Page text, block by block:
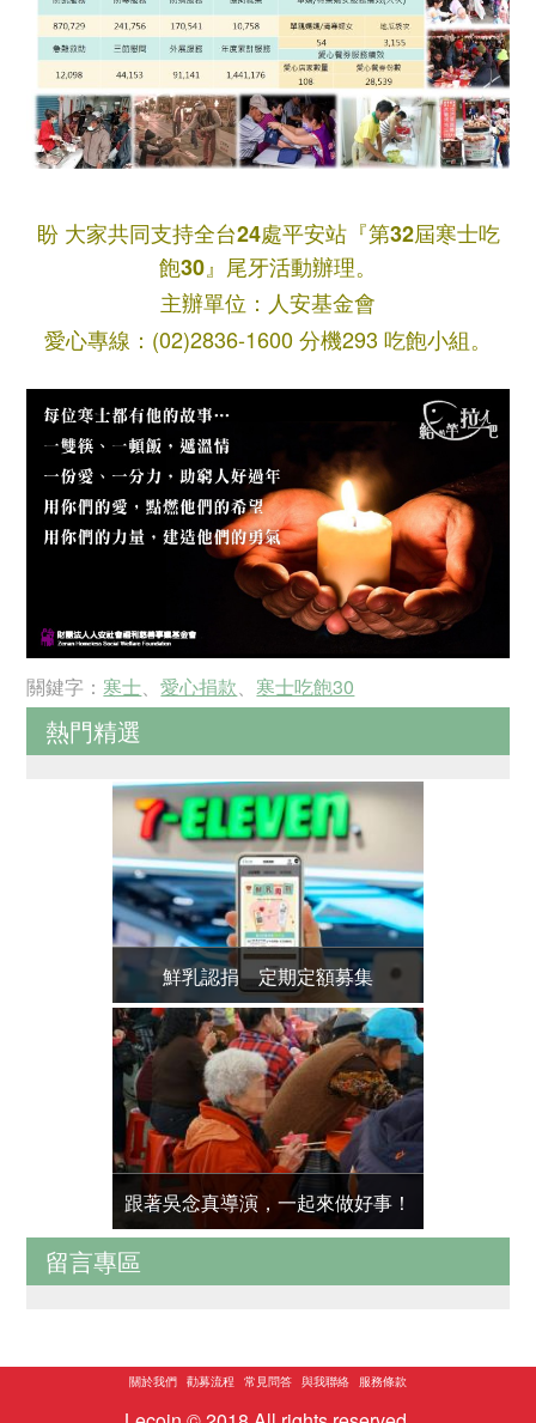
盼 大家共同支持全台24處平安站『第32屆寒士吃
飽30』尾牙活動辦理。
主辦單位：人安基金會
愛心專線：(02)2836-1600 分機293 吃飽小組。
關鍵字：寒士、愛心捐款、寒士吃飽30
熱門精選
鮮乳認捐 定期定額募集
跟著吳念真導演，一起來做好事！
留言專區
關於我們 勸募流程 常見問答 與我聯絡 服務條款